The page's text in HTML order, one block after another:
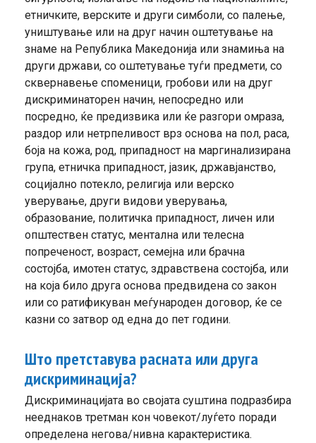
етничките, верските и други симболи, со палење,
уништување или на друг начин оштетување на
знаме на Република Македонија или знамиња на
други држави, со оштетување туѓи предмети, со
сквернавење споменици, гробови или на друг
дискриминаторен начин, непосредно или
посредно, ќе предизвика или ќе разгори омраза,
раздор или нетрпеливост врз основа на пол, раса,
боја на кожа, род, припадност на маргинализирана
група, етничка припадност, јазик, државјанство,
социјално потекло, религија или верско
уверување, други видови уверувања,
образование, политичка припадност, личен или
општествен статус, ментална или телесна
попреченост, возраст, семејна или брачна
состојба, имотен статус, здравствена состојба, или
на која било друга основа предвидена со закон
или со ратификуван меѓународен договор, ќе се
казни со затвор од една до пет години.
Што претставува расната или друга
дискриминација?
Дискриминацијата во својата суштина подразбира
нееднаков третман кон човекот/луѓето поради
определена негова/нивна карактеристика.